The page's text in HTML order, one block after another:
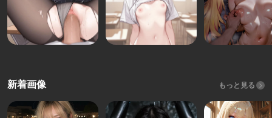
新着画像 もっと見る